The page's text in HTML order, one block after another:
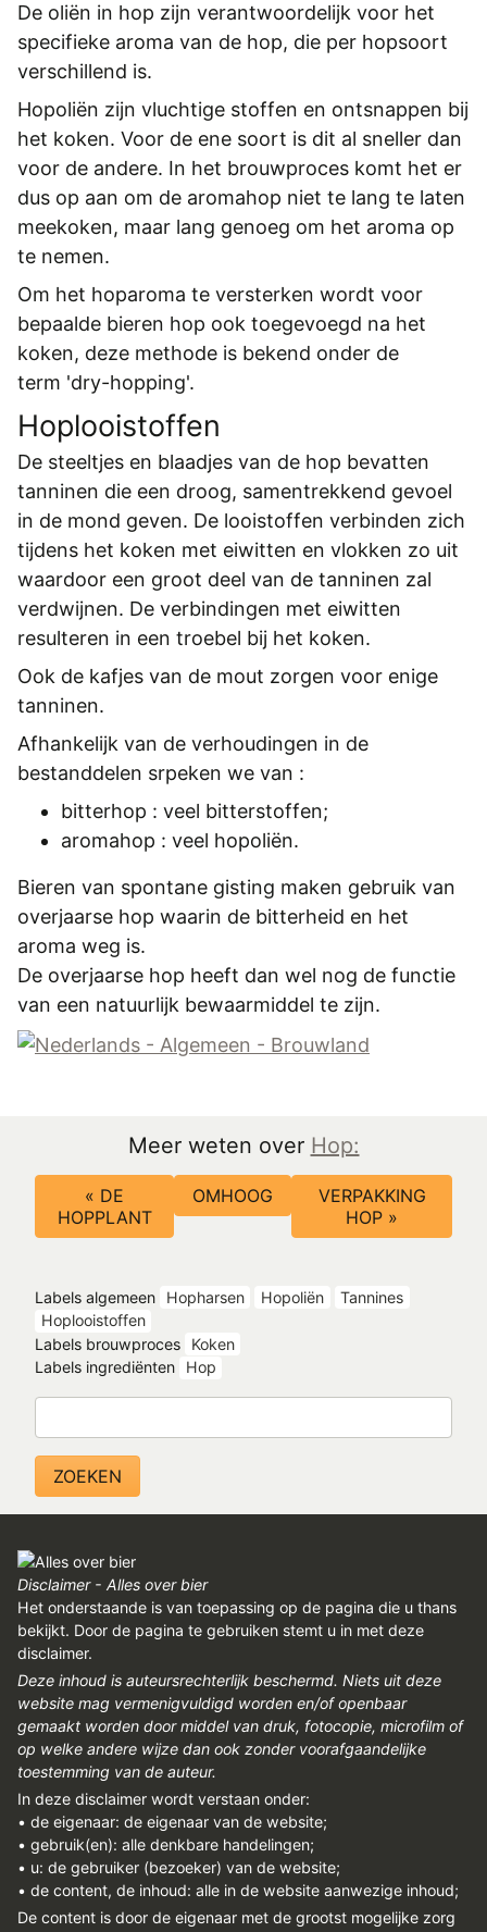
De oliën in hop zijn verantwoordelijk voor het
specifieke aroma van de hop, die per hopsoort
verschillend is.
Hopoliën zijn vluchtige stoffen en ontsnappen bij
het koken. Voor de ene soort is dit al sneller dan
voor de andere. In het brouwproces komt het er
dus op aan om de aromahop niet te lang te laten
meekoken, maar lang genoeg om het aroma op
te nemen.
Om het hoparoma te versterken wordt voor
bepaalde bieren hop ook toegevoegd na het
koken, deze methode is bekend onder de
term 'dry-hopping'.
Hoplooistoffen
De steeltjes en blaadjes van de hop bevatten
tanninen die een droog, samentrekkend gevoel
in de mond geven. De looistoffen verbinden zich
tijdens het koken met eiwitten en vlokken zo uit
waardoor een groot deel van de tanninen zal
verdwijnen. De verbindingen met eiwitten
resulteren in een troebel bij het koken.
Ook de kafjes van de mout zorgen voor enige
tanninen.
Afhankelijk van de verhoudingen in de
bestanddelen srpeken we van :
bitterhop : veel bitterstoffen;
aromahop : veel hopoliën.
Bieren van spontane gisting maken gebruik van
overjaarse hop waarin de bitterheid en het
aroma weg is.
De overjaarse hop heeft dan wel nog de functie
van een natuurlijk bewaarmiddel te zijn.
Meer weten over Hop:
Boeknavigatie-
links
voor
in
hop
« DE
HOPPLANT
OMHOOG
VERPAKKING
HOP »
Labels algemeen Hopharsen Hopoliën
Tannines
Hoplooistoffen
Labels brouwproces
Koken
Labels ingrediënten
Hop
Disclaimer - Alles over bier
Het onderstaande is van toepassing op de pagina die u thans
bekijkt. Door de pagina te gebruiken stemt u in met deze
disclaimer.
Deze inhoud is auteursrechterlijk beschermd. Niets uit deze
website mag vermenigvuldigd worden en/of openbaar
gemaakt worden door middel van druk, fotocopie, microfilm of
op welke andere wijze dan ook zonder voorafgaandelijke
toestemming van de auteur.
In deze disclaimer wordt verstaan onder:
• de eigenaar: de eigenaar van de website;
• gebruik(en): alle denkbare handelingen;
• u: de gebruiker (bezoeker) van de website;
• de content, de inhoud: alle in de website aanwezige inhoud;
De content is door de eigenaar met de grootst mogelijke zorg